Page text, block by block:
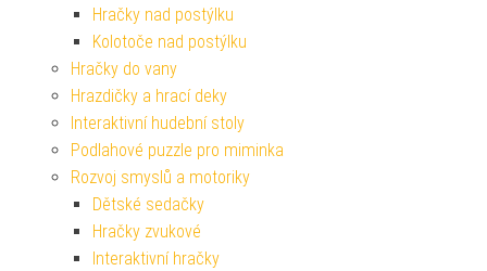
Hračky nad postýlku
Kolotoče nad postýlku
Hračky do vany
Hrazdičky a hrací deky
Interaktivní hudební stoly
Podlahové puzzle pro miminka
Rozvoj smyslů a motoriky
Dětské sedačky
Hračky zvukové
Interaktivní hračky